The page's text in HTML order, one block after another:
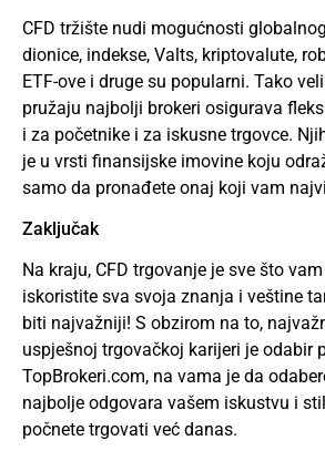
CFD tržište nudi mogućnosti
dionice, indekse, Valts, kriptovalute,
ETF-ove i druge su popularni. Tako
pružaju najbolji brokeri osigurava
i za početnike i za iskusne trgovce.
je u vrsti finansijske imovine koju
samo da pronađete onaj koji vam
Zaključak
Na kraju, CFD trgovanje je sve što
iskoristite sva svoja znanja i veštine
biti najvažniji! S obzirom na to,
uspješnoj trgovačkoj karijeri je odabir
TopBrokeri.com, na vama je da
najbolje odgovara vašem iskustvu i
počnete trgovati već danas.